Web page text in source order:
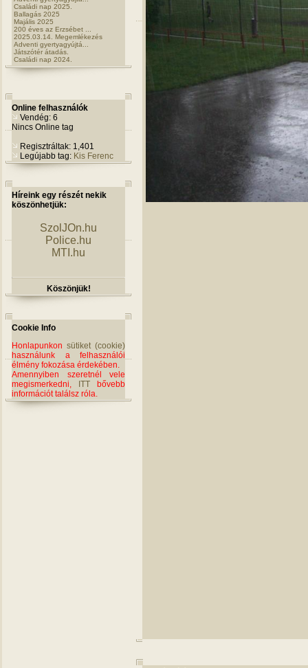
Családi nap 2025.
Ballagás 2025
Majális 2025
200 éves az Erzsébet ...
2025.03.14. Megemlékezés
Adventi gyertyagyújtá...
Játszótér átadás.
Családi nap 2024.
Online felhasználók
Vendég: 6
Nincs Online tag
Regisztráltak: 1,401
Legújabb tag: Kis Ferenc
Híreink egy részét nekik
köszönhetjük:
SzolJOn.hu
Police.hu
MTI.hu
Köszönjük!
Cookie Info
Honlapunkon sütiket (cookie)
használunk a felhasználói
élmény fokozása érdekében.
Amennyiben szeretnél vele
megismerkedni,
ITT bővebb
információt találsz róla.